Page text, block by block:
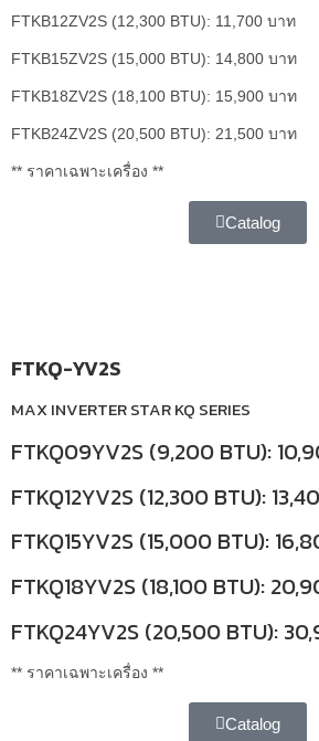
FTKB12ZV2S (12,300 BTU): 11,700 บาท
FTKB15ZV2S (15,000 BTU): 14,800 บาท
FTKB18ZV2S (18,100 BTU): 15,900 บาท
FTKB24ZV2S (20,500 BTU): 21,500 บาท
** ราคาเฉพาะเครื่อง **
Catalog
FTKQ-YV2S
MAX INVERTER STAR KQ SERIES
FTKQ09YV2S (9,200 BTU):
FTKQ12YV2S (12,300 BTU):
FTKQ15YV2S (15,000 BTU):
FTKQ18YV2S (18,100 BTU):
FTKQ24YV2S (20,500 BTU):
** ราคาเฉพาะเครื่อง **
Catalog